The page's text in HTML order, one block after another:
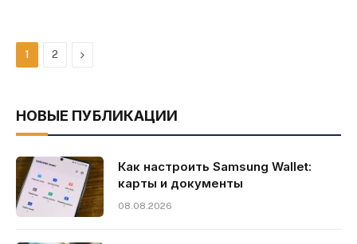
1 2 Next
НОВЫЕ ПУБЛИКАЦИИ
Как настроить Samsung Wallet:
карты и документы
08.08.2026